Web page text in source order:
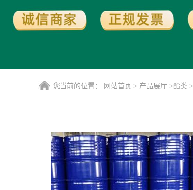
您当前的位置： 网站首页 > 产品展厅 >酯类 >